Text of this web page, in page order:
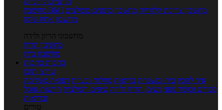
מחשבון BMI
מחשבון צריכת קלוריות מחשבון מינונים מומלצים
מחשבון אחוז שומן
מחשבוני הריון ולידה
מחשבון הריון
מחשבון ביוץ
כתבות כתבות
ערוצי תוכן
איך להכין בית ומשפחה בריאות מחלות ובעיות רפואה משלימה
ספורט וכושר גופני נשים, הריון ולידה טיפים והמלצות חדשות אוכל
ובריאות
טורים